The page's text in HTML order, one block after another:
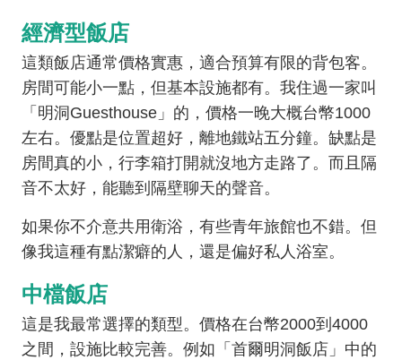
經濟型飯店
這類飯店通常價格實惠，適合預算有限的背包客。
房間可能小一點，但基本設施都有。我住過一家叫
「明洞Guesthouse」的，價格一晚大概台幣1000
左右。優點是位置超好，離地鐵站五分鐘。缺點是
房間真的小，行李箱打開就沒地方走路了。而且隔
音不太好，能聽到隔壁聊天的聲音。
如果你不介意共用衛浴，有些青年旅館也不錯。但
像我這種有點潔癖的人，還是偏好私人浴室。
中檔飯店
這是我最常選擇的類型。價格在台幣2000到4000
之間，設施比較完善。例如「首爾明洞飯店」中的